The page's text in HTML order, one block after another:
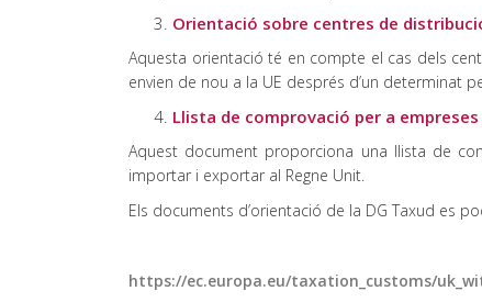
Orientació sobre centres de
Aquesta orientació té en compte el cas dels
envien de nou a la UE després d’un determinat
Llista de comprovació per a
Aquest document proporciona una llista de
importar i exportar al Regne Unit.
Els documents d’orientació de la DG Taxud es
https://ec.europa.eu/taxation_customs/